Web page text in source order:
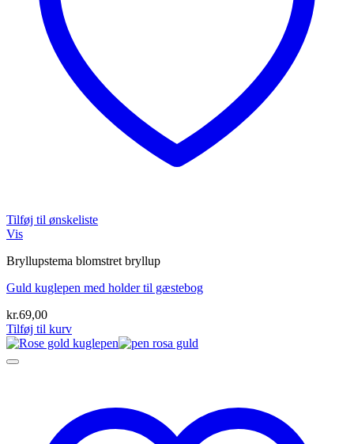
Tilføj til ønskeliste
Vis
Bryllupstema blomstret bryllup
Guld kuglepen med holder til gæstebog
kr.69,00
Tilføj til kurv